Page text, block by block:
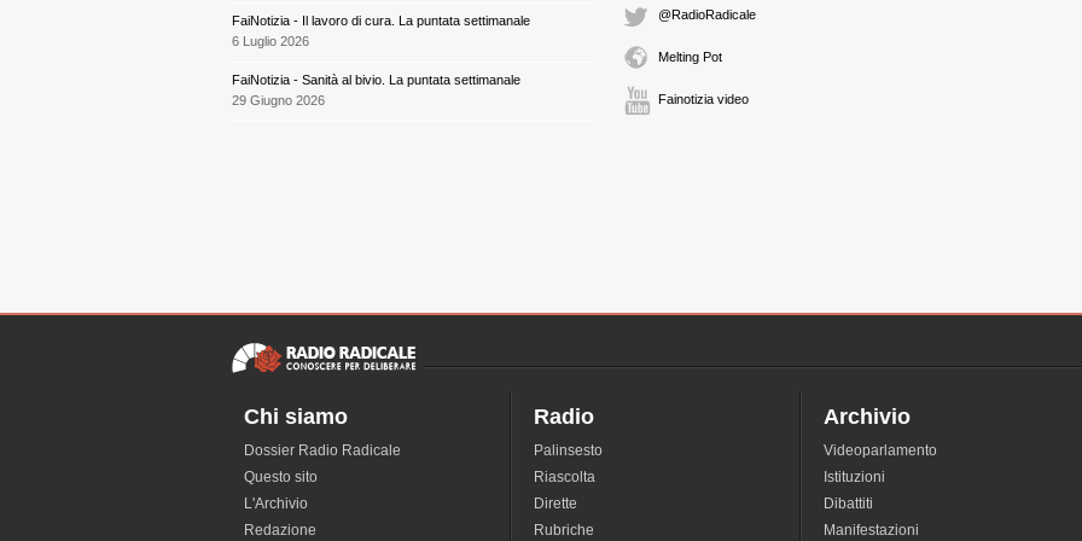
MARIA LATELLA
FaiNotizia - Il lavoro di cura. La puntata settimanale
6 Luglio 2026
FaiNotizia - Sanità al bivio. La puntata settimanale
29 Giugno 2026
@RadioRadicale
Melting Pot
Fainotizia video
Chi siamo
Dossier Radio Radicale
Questo sito
L'Archivio
Redazione
Radio
Palinsesto
Riascolta
Dirette
Rubriche
Archivio
Videoparlamento
Istituzioni
Dibattiti
Manifestazioni